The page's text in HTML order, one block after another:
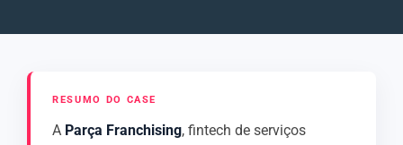
RESUMO DO CASE
A Parça Franchising, fintech de serviços